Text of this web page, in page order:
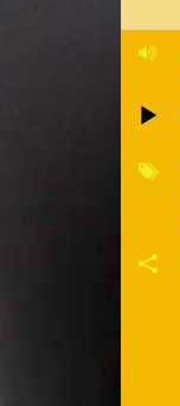
Audio-
Player